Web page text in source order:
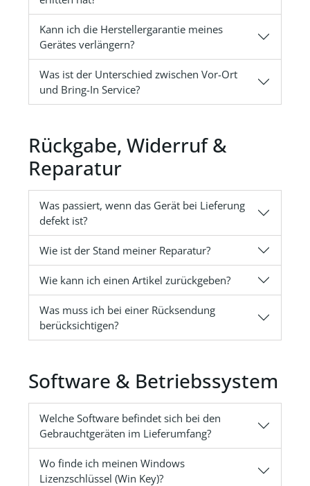
Kann ich die Herstellergarantie meines
Gerätes verlängern?
Was ist der Unterschied zwischen Vor-Ort
und Bring-In Service?
Rückgabe, Widerruf &
Reparatur
Was passiert, wenn das Gerät bei Lieferung
defekt ist?
Wie ist der Stand meiner Reparatur?
Wie kann ich einen Artikel zurückgeben?
Was muss ich bei einer Rücksendung
berücksichtigen?
Software & Betriebssystem
Welche Software befindet sich bei den
Gebrauchtgeräten im Lieferumfang?
Wo finde ich meinen Windows
Lizenzschlüssel (Win Key)?